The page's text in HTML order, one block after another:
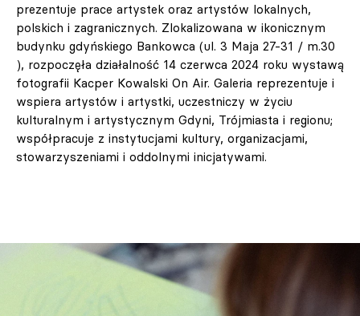
prezentuje prace artystek oraz artystów lokalnych,
polskich i zagranicznych. Zlokalizowana w ikonicznym
budynku gdyńskiego Bankowca (ul. 3 Maja 27-31 / m.30
), rozpoczęła działalność 14 czerwca 2024 roku wystawą
fotografii Kacper Kowalski On Air. Galeria reprezentuje i
wspiera artystów i artystki, uczestniczy w życiu
kulturalnym i artystycznym Gdyni, Trójmiasta i regionu;
współpracuje z instytucjami kultury, organizacjami,
stowarzyszeniami i oddolnymi inicjatywami.